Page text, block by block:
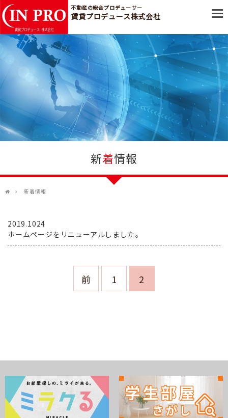
不動産の総合プロデューサー
賃貸プロデュース株式会社
企業情報
事業案内
部門紹介
お部屋さがし
採用情報 お客様アンケート
新着情報
新着情報
2019.1024
ホームページをリニューアルしました。
前 1 2